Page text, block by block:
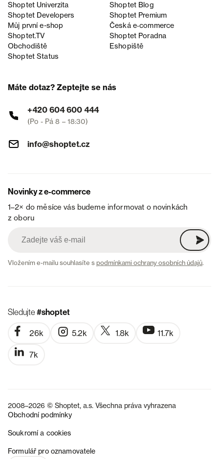
Shoptet Univerzita
Shoptet Blog
Shoptet Developers
Shoptet Premium
Můj první e-shop
Česká e‑commerce
Shoptet.TV
Shoptet Poradna
Obchodiště
Eshopiště
Shoptet Status
Máte dotaz? Zeptejte se nás
+420 604 600 444
(Po - Pá 8 – 18:30)
info@shoptet.cz
Novinky z e-commerce
1–2× do měsíce vás budeme informovat o novinkách
z oboru
Vložením e-mailu souhlasíte spodmínkami ochrany osobních údajů.
Sledujte#shoptet
26k 5.2k 1.8k 11.7k
7k
2008–2026 © Shoptet, a.s. Všechna práva vyhrazena
Obchodní podmínky
Soukromí a cookies
Formulář pro oznamovatele